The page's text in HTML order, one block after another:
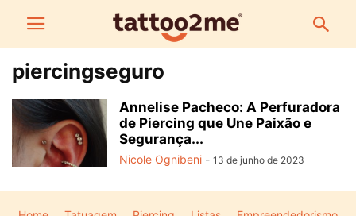
piercingseguro
Annelise Pacheco: A Perfuradora
de Piercing que Une Paixão e
Segurança...
Nicole Ognibeni - 13 de junho de 2023